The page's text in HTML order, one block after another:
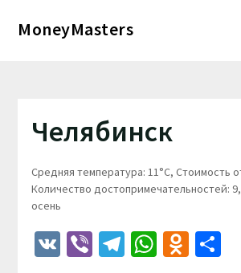
MoneyMasters
Челябинск
Средняя температура: 11°C, Стоимость
Количество достопримечательностей:
осень
VKViberTelegram